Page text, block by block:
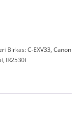
Birkas:C-EXV33,Canon
, IR2530i